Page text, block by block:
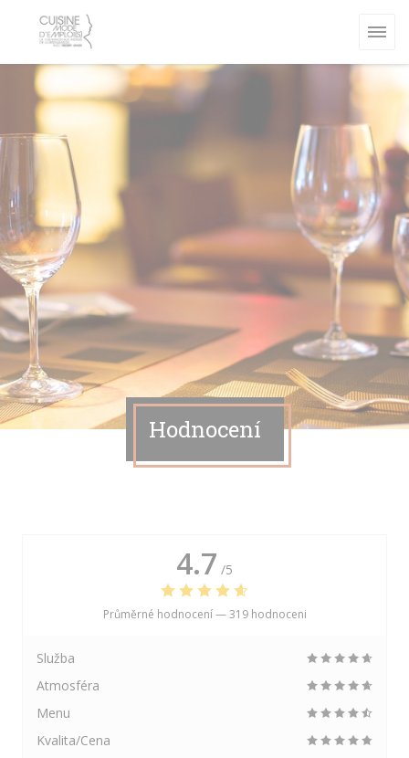
Hodnocení
4.7 /5
Průměrné hodnocení —319 hodnoceni
Služba
Atmosféra
Menu
Kvalita/Cena